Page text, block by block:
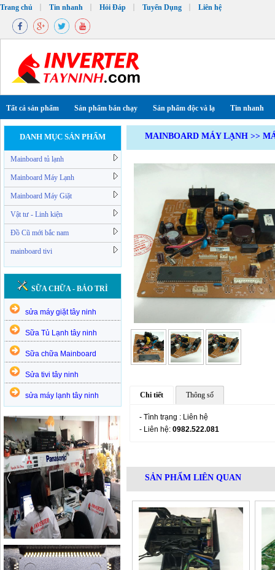
Trang chủ Tin nhanh Hỏi Đáp Tuyển Dụng Liên hệ
Tất cả sản phẩm Sản phẩm bán chạy Sản phẩm độc và lạ Tin nhanh
DANH MỤC SẢN PHẨM
Mainboard tủ lạnh
Mainboard Máy Lạnh
Mainboard Máy Giặt
Vật tư - Linh kiện
Đồ Cũ mới bắc nam
mainboard tivi
SỮA CHỮA - BẢO TRÌ
sửa máy giặt tây ninh
Sữa Tủ Lạnh tây ninh
Sữa chữa Mainboard
Sửa tivi tây ninh
sửa máy lạnh tây ninh
MAINBOARD MÁY LẠNH >>
Chi tiết Thông số
- Tình trạng : Liên hệ
- Liên hệ: 0982.522.081
SẢN PHẨM LIÊN QUAN